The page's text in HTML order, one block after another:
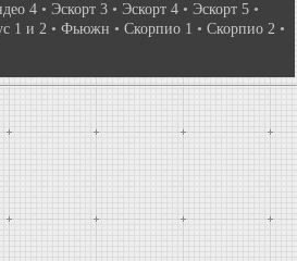
4 • Эскорт 3 • Эскорт 4 • Эскорт 5 •
1 и 2 • Фьюжн • Скорпио 1 • Скорпио 2 •